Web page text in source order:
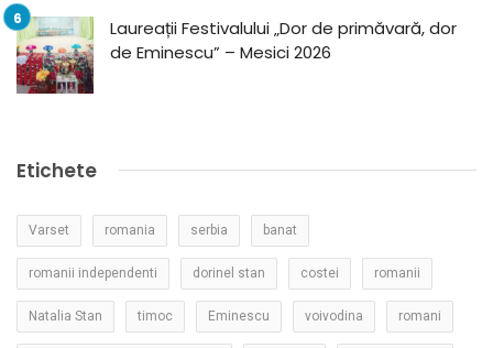
Laureații Festivalului „Dor de primăvară, dor
de Eminescu” – Mesici 2026
Etichete
Varset romania serbia banat
romanii independenti dorinel stan costei romanii
Natalia Stan timoc Eminescu voivodina romani